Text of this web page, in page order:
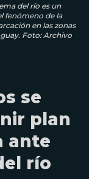
del río es un
fenómeno de la
en las zonas
Foto: Archivo
se
plan
ante
río